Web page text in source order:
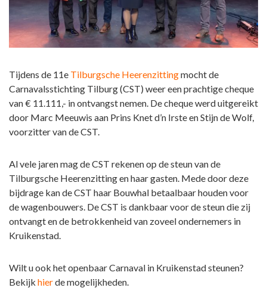
Tijdens de 11e Tilburgsche Heerenzittingmocht de
Carnavalsstichting Tilburg (CST) weer een prachtige cheque
van € 11.111,- in ontvangst nemen. De cheque werd uitgereikt
door Marc Meeuwis aan Prins Knet d’n Irste en Stijn de Wolf,
voorzitter van de CST.
Al vele jaren mag de CST rekenen op de steun van de
Tilburgsche Heerenzitting en haar gasten. Mede door deze
bijdrage kan de CST haar Bouwhal betaalbaar houden voor
de wagenbouwers. De CST is dankbaar voor de steun die zij
ontvangt en de betrokkenheid van zoveel ondernemers in
Kruikenstad.
Wilt u ook het openbaar Carnaval in Kruikenstad steunen?
Bekijk hierde mogelijkheden.